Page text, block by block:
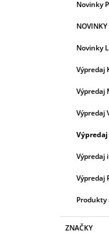
Novinky
Novinky
Výpredaj
Výpredaj
Výpredaj
Výpredaj
Výpredaj
Výpredaj
Produkty
ZNAČKY